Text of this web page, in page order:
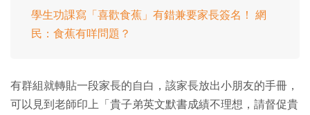
學生功課寫「喜歡食蕉」有錯兼要家長簽名！ 網
民：食蕉有咩問題？
有群組就轉貼一段家長的自白，該家長放出小朋友的手冊，
可以見到老師印上「貴子弟英文默書成績不理想，請督促貴